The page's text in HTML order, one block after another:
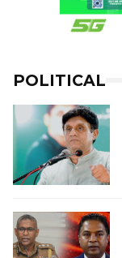
POLITICAL